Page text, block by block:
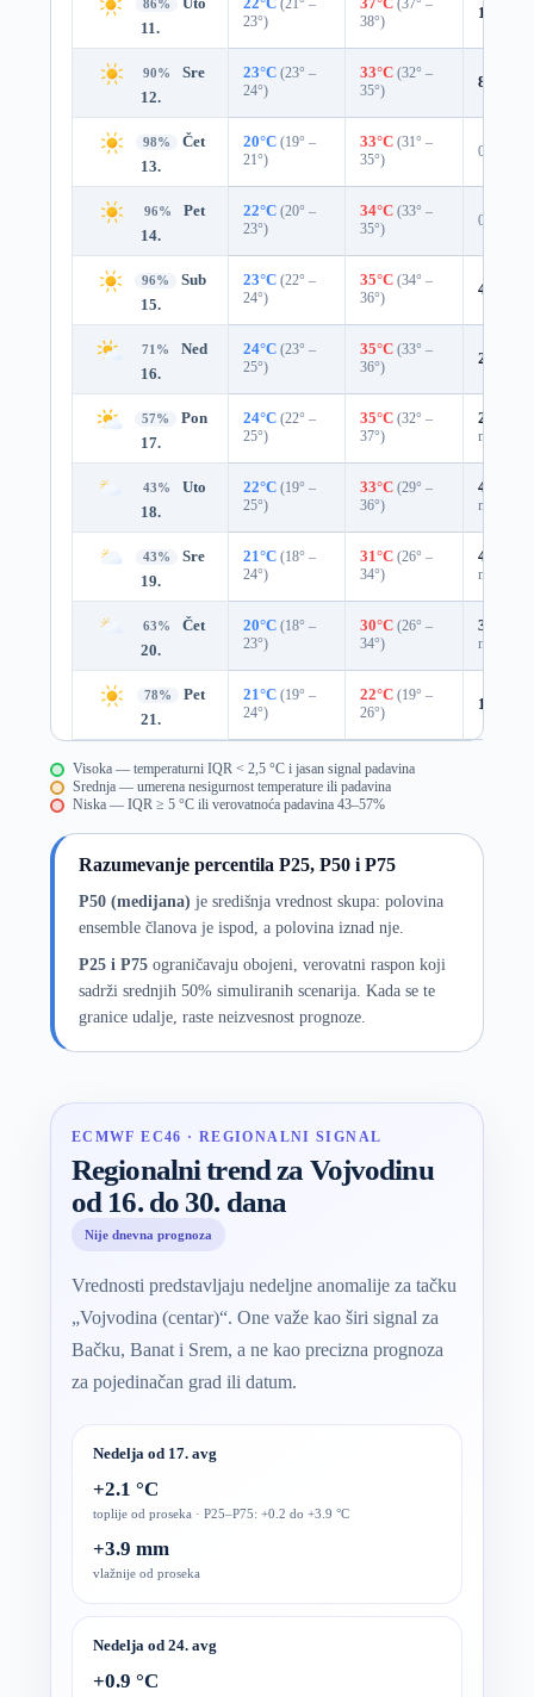
86%
11.
23°)
38°)
12%
90%
Sre
12.
23°C (23° –
24°)
33°C (32° –
35°)
8%
98%
Čet
13.
20°C (19° –
21°)
33°C (31° –
35°)
0%
96%
Pet
14.
22°C (20° –
23°)
34°C (33° –
35°)
0%
96%
Sub
15.
23°C (22° –
24°)
35°C (34° –
36°)
4%
71%
Ned
16.
24°C (23° –
25°)
35°C (33° –
36°)
24%
57%
Pon
17.
24°C (22° –
25°)
35°C (32° –
37°)
27%
mm)
43%
Uto
18.
22°C (19° –
25°)
33°C (29° –
36°)
49%
mm)
43%
Sre
19.
21°C (18° –
24°)
31°C (26° –
34°)
49%
mm)
63%
Čet
20.
20°C (18° –
23°)
30°C (26° –
34°)
35%
mm)
78%
Pet
21.
21°C (19° –
24°)
22°C (19° –
26°)
10%
Visoka — temperaturni IQR < 2,5 °C i jasan signal padavina
Srednja — umerena nesigurnost temperature ili padavina
Niska — IQR ≥ 5 °C ili verovatnoća padavina 43–57%
Razumevanje percentila P25, P50 i P75
P50 (medijana) je središnja vrednost skupa: polovina
ensemble članova je ispod, a polovina iznad nje.
P25 i P75ograničavaju obojeni, verovatni raspon koji
sadrži srednjih 50% simuliranih scenarija. Kada se te
granice udalje, raste neizvesnost prognoze.
ECMWF EC46 · REGIONALNI SIGNAL
Regionalni trend za Vojvodinu
od 16. do 30. dana
Nije dnevna prognoza
Vrednosti predstavljaju nedeljne anomalije za tačku
„Vojvodina (centar)“. One važe kao širi signal za
Bačku, Banat i Srem, a ne kao precizna prognoza
za pojedinačan grad ili datum.
Nedelja od 17. avg
+2.1 °C
toplije od proseka · P25–P75: +0.2 do +3.9 °C
+3.9 mm
vlažnije od proseka
Nedelja od 24. avg
+0.9 °C